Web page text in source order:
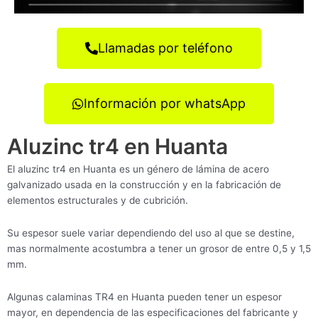
Llamadas por teléfono
Información por whatsApp
Aluzinc tr4 en Huanta
El aluzinc tr4 en Huanta es un género de lámina de acero
galvanizado usada en la construcción y en la fabricación de
elementos estructurales y de cubrición.
Su espesor suele variar dependiendo del uso al que se destine,
mas normalmente acostumbra a tener un grosor de entre 0,5 y 1,5
mm.
Algunas calaminas TR4 en Huanta pueden tener un espesor
mayor, en dependencia de las especificaciones del fabricante y